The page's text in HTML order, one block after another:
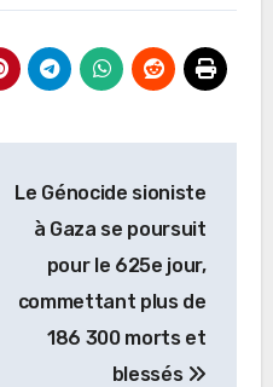
Le Génocide sioniste
à Gaza se poursuit
pour le 625e jour,
commettant plus de
186 300 morts et
blessés